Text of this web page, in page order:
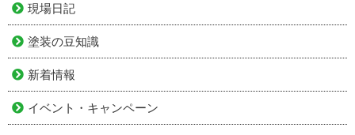
現場日記
塗装の豆知識
新着情報
イベント・キャンペーン